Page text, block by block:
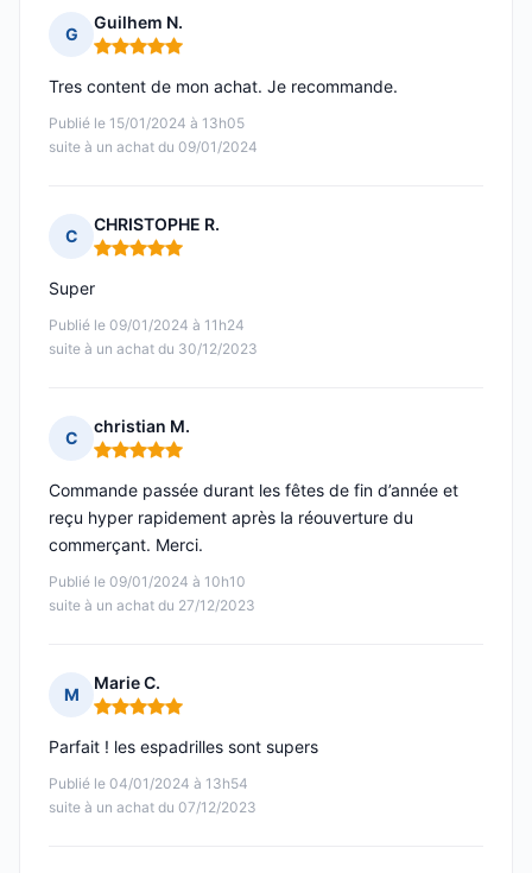
G
Guilhem N.
Note : 5 sur 5
Publié le 15/01/2024 à 13h05
suite à un achat du 09/01/2024
Tres content de mon achat. Je recommande.
C
CHRISTOPHE R.
Note : 5 sur 5
Publié le 09/01/2024 à 11h24
suite à un achat du 30/12/2023
Super
C
christian M.
Note : 5 sur 5
Publié le 09/01/2024 à 10h10
suite à un achat du 27/12/2023
Commande passée durant les fêtes de fin d’année et
reçu hyper rapidement après la réouverture du
commerçant. Merci.
M
Marie C.
Note : 5 sur 5
Publié le 04/01/2024 à 13h54
suite à un achat du 07/12/2023
Parfait ! les espadrilles sont supers